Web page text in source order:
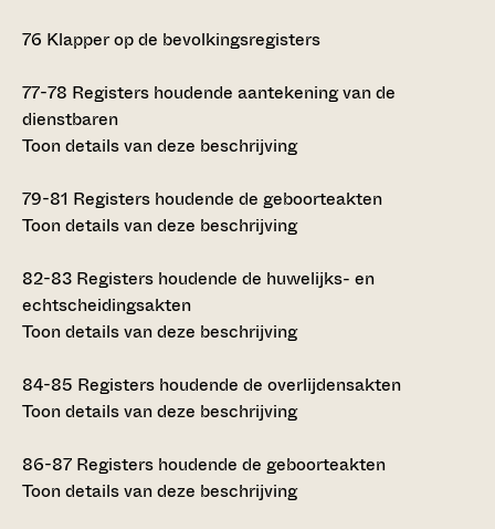
76 Klapper op de bevolkingsregisters
77-78 Registers houdende aantekening van de
dienstbaren
Toon details van deze beschrijving
79-81 Registers houdende de geboorteakten
Toon details van deze beschrijving
82-83 Registers houdende de huwelijks- en
echtscheidingsakten
Toon details van deze beschrijving
84-85 Registers houdende de overlijdensakten
Toon details van deze beschrijving
86-87 Registers houdende de geboorteakten
Toon details van deze beschrijving